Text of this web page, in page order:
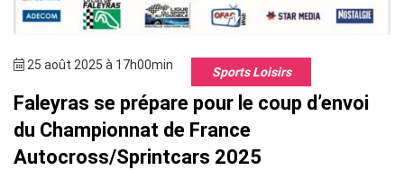
25 août 2025 à 17h00min Sports Loisirs
Faleyras se prépare pour le coup d’envoi
du Championnat de France
Autocross/Sprintcars 2025